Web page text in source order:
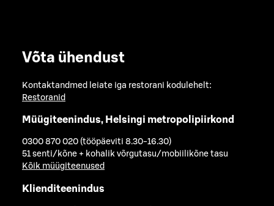
Võta ühendust
Kontaktandmed leiate iga restorani kodulehelt:
Restoranid
Müügiteenindus, Helsingi metropolipiirkond
0300 870 020 (tööpäeviti 8.30-16.30)
51 senti/kõne + kohalik võrgutasu/mobiilikõne tasu
Kõik müügiteenused
Klienditeenindus